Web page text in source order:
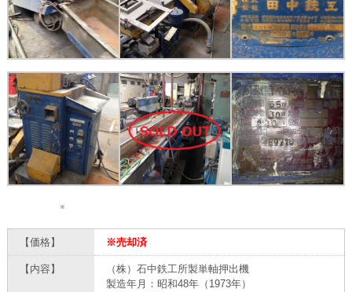
【価格】 ※売却済
【内容】
（株）石中鉄工所製単軸押出機
製造年月：昭和48年（1973年）